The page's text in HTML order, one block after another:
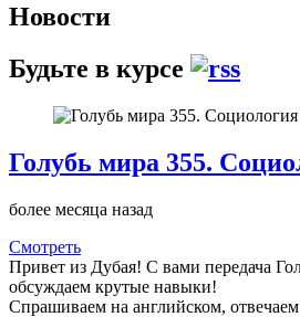
Новости
Будьте в курсе
Голубь мира 355.
более месяца назад
Смотреть
Привет из Дубая! С вами передача
обсуждаем крутые навыки!
Спрашиваем на английском,